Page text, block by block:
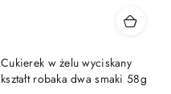
Cukierek w żelu wyciskany
kształt robaka dwa smaki 58g